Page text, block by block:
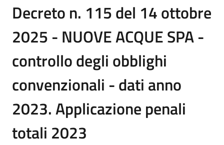
Decreto n. 115 del 14 ottobre
2025 - NUOVE ACQUE SPA -
controllo degli obblighi
convenzionali - dati anno
2023. Applicazione penali
totali 2023